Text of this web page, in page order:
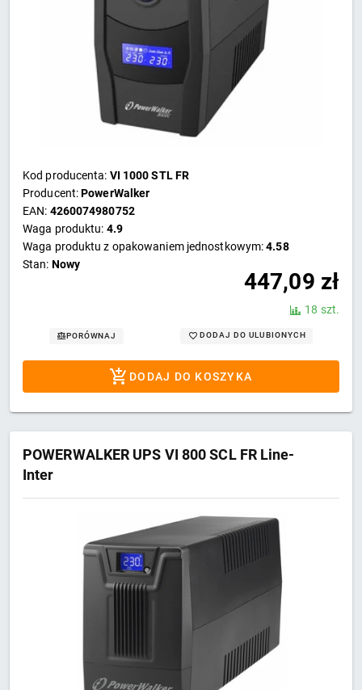
Kod producenta: VI 1000 STL FR
Producent:PowerWalker
EAN: 4260074980752
Waga produktu: 4.9
Waga produktu z opakowaniem jednostkowym:4.58
Stan: Nowy
447,09 zł
18 szt.
PORÓWNAJ DODAJ DO ULUBIONYCH
DODAJ DO KOSZYKA
POWERWALKER UPS VI 800 SCL FR Line-
Inter